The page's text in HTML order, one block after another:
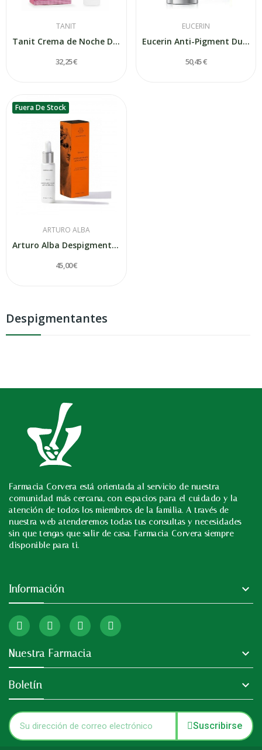
Despigmentantes
TANIT
Tanit Crema de Noche Despigmentante 50ml
32,25 €
EUCERIN
Eucerin Anti-Pigment Dual Sérum 30ml
50,45 €
Fuera De Stock
ARTURO ALBA
Arturo Alba Despigmentante Alta Potencia 30ml
45,00 €
Farmacia Corvera está orientada al servicio de nuestra
comunidad más cercana, con espacios para el cuidado y la
atención de todos los miembros de la familia. A través de
nuestra web atenderemos todas tus consultas y necesidades
sin que tengas que salir de casa. Farmacia Corvera siempre
disponible para ti.
Información 
Nuestra Farmacia 
Boletín 
Suscribirse